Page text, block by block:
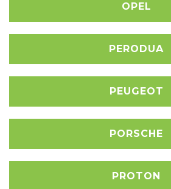
OPEL
PERODUA
PEUGEOT
PORSCHE
PROTON